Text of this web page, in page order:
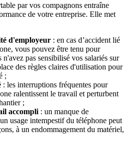
par vos compagnons entraîne
de votre entreprise. Elle met
d'employeur : en cas d’accident lié
vous pouvez être tenu pour
n'avez pas sensibilisé vos salariés sur
des règles claires d'utilisation pour
;
: les interruptions fréquentes pour
ralentissent le travail et perturbent
;
accompli : un manque de
usage intempestif du téléphone peut
à un endommagement du matériel,